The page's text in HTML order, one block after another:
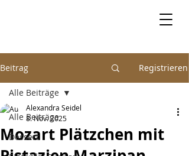
Beitrag Registrieren
Alle Beiträge
Dessert
Alle Beiträge
Mozart Plätzchen mit
Alexandra Seidel
8. Nov. 2025